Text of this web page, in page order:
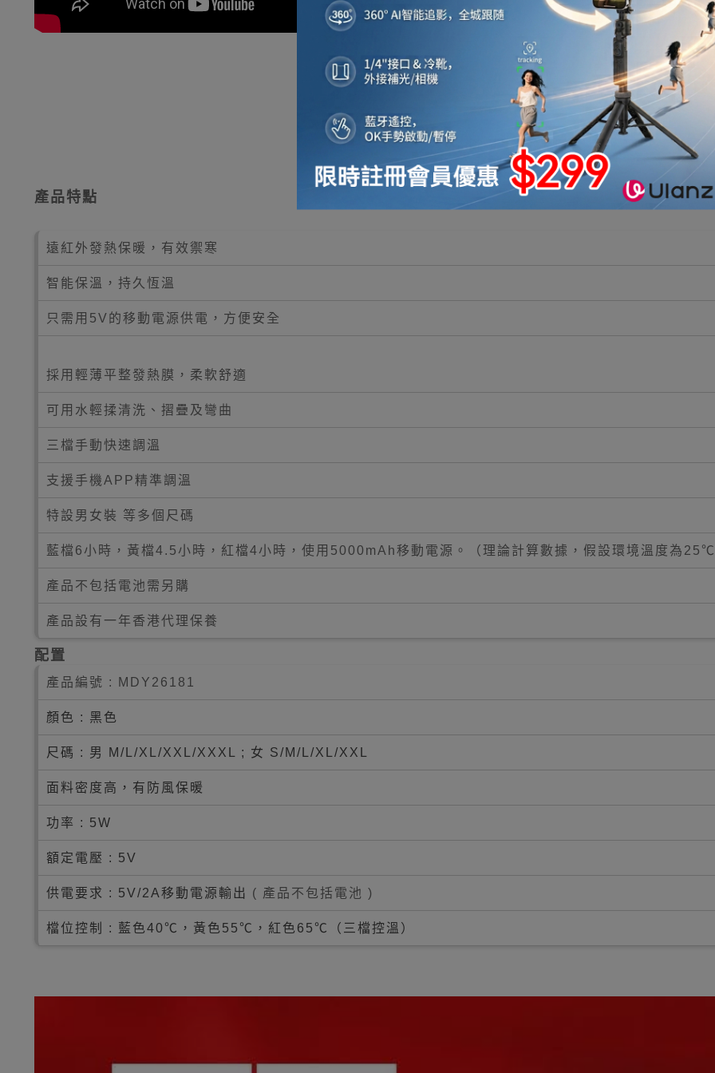
產品特點
遠紅外發熱保暖，有效禦寒
智能保溫，持久恆溫
只需用5V的移動電源供電，方便安全
採用輕薄平整發熱膜，柔軟舒適
可用水輕揉清洗、摺疊及彎曲
三檔手動快速調溫
支援手機APP精準調溫
特設男女裝 等多個尺碼
藍檔6小時，黃檔4.5小時，紅檔4小時，使用5000mAh移動電源。（理論計算數據，假設環境溫度為
產品不包括電池需另購
產品設有一年香港代理保養
配置
產品編號 : MDY26181
顏色 : 黑色
尺碼 : 男 M/L/XL/XXL/XXXL ; 女 S/M/L/XL/XXL
面料密度高，有防風保暖
功率 : 5W
額定電壓 : 5V
供電要求 : 5V/2A移動電源輸出 ( 產品不包括電池 )
檔位控制 : 藍色40℃，黃色55℃，紅色65℃（三檔控溫）